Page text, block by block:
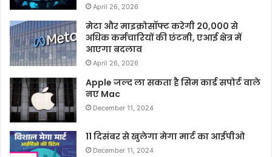
April 26, 2026
मेटा और माइक्रोसॉफ्ट करेगी 20,000 से
अधिक कर्मचारियों की छंटनी, एआई क्षेत्र में
आएगा बदलाव
April 26, 2026
Apple जल्द ला सकता है सिम कार्ड सपोर्ट वाले
नए Mac
December 11, 2024
11 दिसंबर से खुलेगा मेगा मार्ट का आईपीओ
December 11, 2024